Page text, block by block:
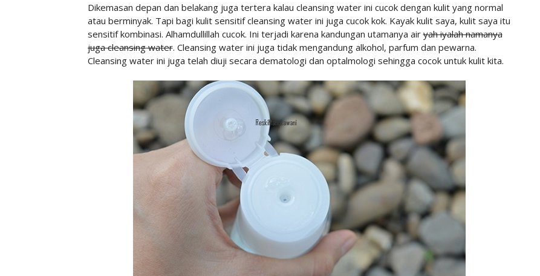
Dikemasan depan dan belakang juga tertera kalau cleansing water ini cucok dengan kulit yang normal
atau berminyak. Tapi bagi kulit sensitif cleansing water ini juga cucok kok. Kayak kulit saya, kulit saya itu
sensitif kombinasi. Alhamdullillah cucok. Ini terjadi karena kandungan utamanya airyah iyalah namanya
juga cleansing water. Cleansing water ini juga tidak mengandung alkohol, parfum dan pewarna.
Cleansing water ini juga telah diuji secara dematologi dan optalmologi sehingga cocok untuk kulit kita.